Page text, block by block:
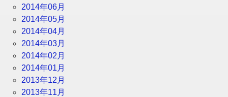
2014年06月
2014年05月
2014年04月
2014年03月
2014年02月
2014年01月
2013年12月
2013年11月